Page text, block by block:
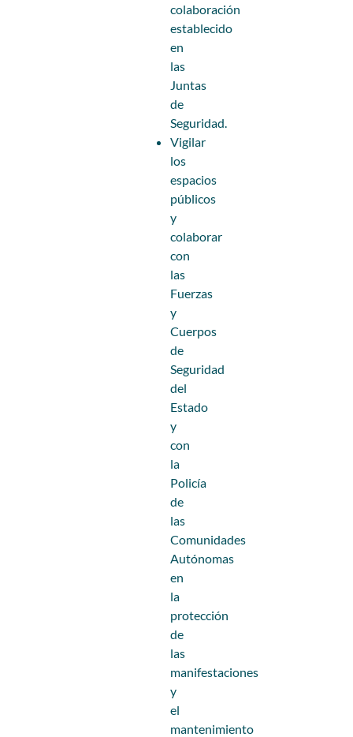
colaboración
establecido
en
las
Juntas
de
Seguridad.
Vigilar
los
espacios
públicos
y
colaborar
con
las
Fuerzas
y
Cuerpos
de
Seguridad
del
Estado
y
con
la
Policía
de
las
Comunidades
Autónomas
en
la
protección
de
las
manifestaciones
y
el
mantenimiento